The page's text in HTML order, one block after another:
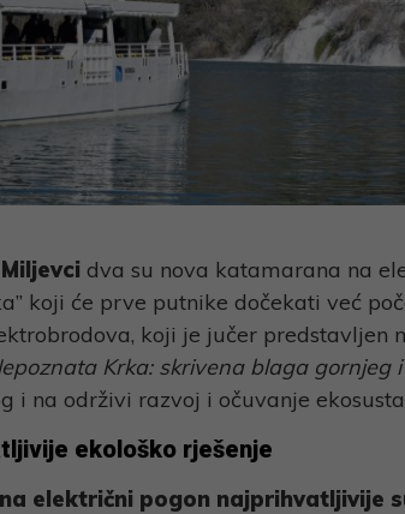
dva su nova katamarana na
koji će prve putnike dočekati već
koji je jučer predstavljen
Krka: skrivena blaga gornjeg
i na održivi razvoj i očuvanje
ekološko rješenje
električni pogon najprihvatljivije